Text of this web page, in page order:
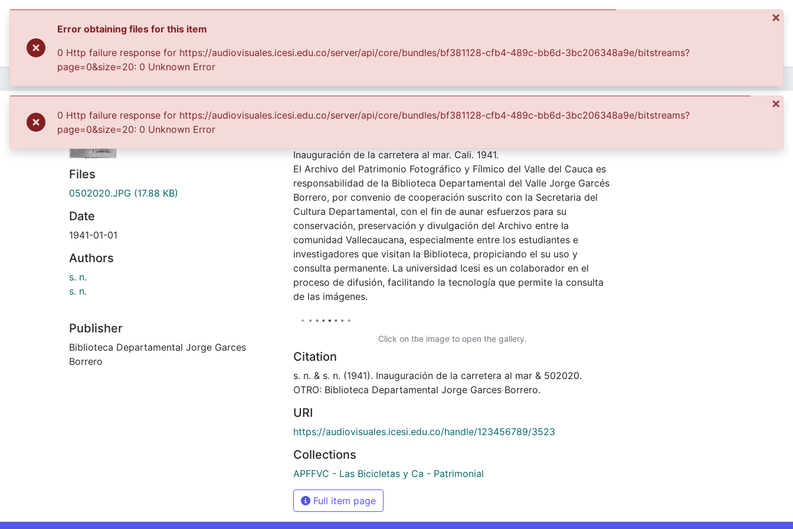
Inauguración de la carretera al mar
Files
0502020.JPG (17.88 KB)
Date
1941-01-01
Authors
s. n.
s. n.
Publisher
Biblioteca Departamental Jorge Garces
Borrero
Inauguración de la carretera al mar. Cali. 1941.
El Archivo del Patrimonio Fotográfico y Fílmico del Valle del Cauca es
responsabilidad de la Biblioteca Departamental del Valle Jorge Garcés
Borrero, por convenio de cooperación suscrito con la Secretaria del
Cultura Departamental, con el fin de aunar esfuerzos para su
conservación, preservación y divulgación del Archivo entre la
comunidad Vallecaucana, especialmente entre los estudiantes e
investigadores que visitan la Biblioteca, propiciando el su uso y
consulta permanente. La universidad Icesi es un colaborador en el
proceso de difusión, facilitando la tecnología que permite la consulta
de las imágenes.
Click on the image to open the gallery.
Citation
s. n. & s. n. (1941). Inauguración de la carretera al mar & 502020.
OTRO: Biblioteca Departamental Jorge Garces Borrero.
URI
https://audiovisuales.icesi.edu.co/handle/123456789/3523
Collections
APFFVC - Las Bicicletas y Ca - Patrimonial
Full item page
×
Error obtaining files for this item
0 Http failure response for https://audiovisuales.icesi.edu.co/server/api/core/bundles/bf381128-cfb4-489c-bb6d-3bc206348a9e/bitstreams?
page=0&size=20: 0 Unknown Error
×
0 Http failure response for https://audiovisuales.icesi.edu.co/server/api/core/bundles/bf381128-cfb4-489c-bb6d-3bc206348a9e/bitstreams?
page=0&size=20: 0 Unknown Error